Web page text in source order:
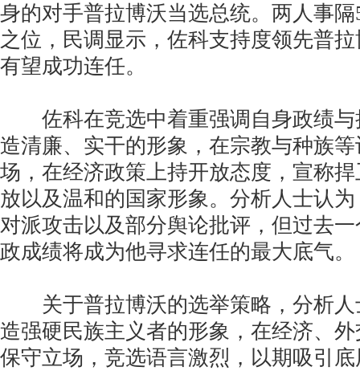
身的对手普拉博沃当选总统。两人事
之位，民调显示，佐科支持度领先普
有望成功连任。
佐科在竞选中着重强调自身政绩与
造清廉、实干的形象，在宗教与种族
场，在经济政策上持开放态度，宣称
放以及温和的国家形象。分析人士认
对派攻击以及部分舆论批评，但过去
政成绩将成为他寻求连任的最大底气。
关于普拉博沃的选举策略，分析人
造强硬民族主义者的形象，在经济、
保守立场，竞选语言激烈，以期吸引